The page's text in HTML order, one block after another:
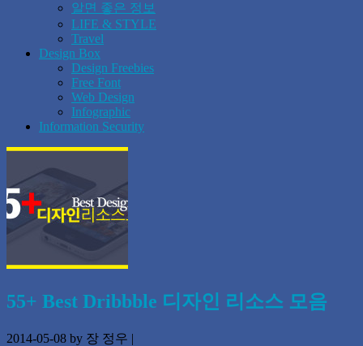
알면 좋은 정보
LIFE & STYLE
Travel
Design Box
Design Freebies
Free Font
Web Design
Infographic
Information Security
55+ Best Dribbble 디자인 리소스 모음
2014-05-08 by 장 정우 |